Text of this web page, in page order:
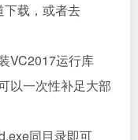
载，或者去
VC2017运行库
以一次性补足大部
同目录即可